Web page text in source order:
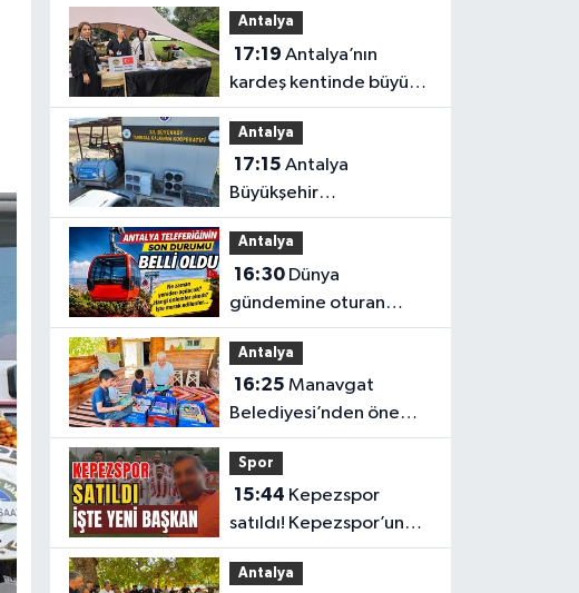
Antalya
17:19
kardeş kentinde büyük
tanıtım
Antalya
17:15
Büyükşehir
Belediyesi’nden
üreticilere ücretsiz
destek
Antalya
16:30Dünya
gündemine oturan
Antalya teleferiğinin
son durumu belli oldu
Antalya
16:25
Belediyesi’nden önemli
eğitim
Spor
15:44
satıldı! Kepezspor’un
yeni başkanı kim? İşte
yeni başkan
Antalya